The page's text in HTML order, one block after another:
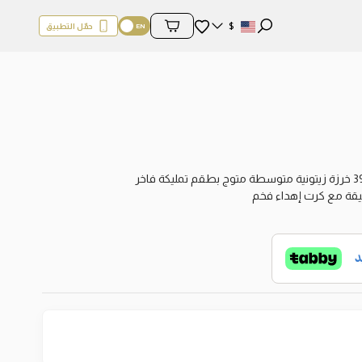
$ المفضلة
محتويات السلة
حمّل التطبيق
مع كرت إهداء فخم